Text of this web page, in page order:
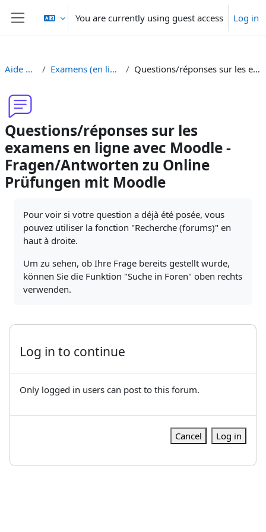
Skip to main content
Side panel
You are currently using guest access Log in
Aide Moodle - Moodle Hilfe Examens (en ligne et sur papier) - Prüfungen (Online und Offline) Questions/réponses sur les examens en ligne avec Moodle - Fragen/Antworten zu Online Prüfungen mit Moodle
Questions/réponses sur les
examens en ligne avec Moodle -
Fragen/Antworten zu Online
Prüfungen mit Moodle
Pour voir si votre question a déjà été posée, vous
pouvez utiliser la fonction "Recherche (forums)" en
haut à droite.
Um zu sehen, ob Ihre Frage bereits gestellt wurde,
können Sie die Funktion "Suche in Foren" oben rechts
verwenden.
Log in to continue
Only logged in users can post to this forum.
Cancel Log in